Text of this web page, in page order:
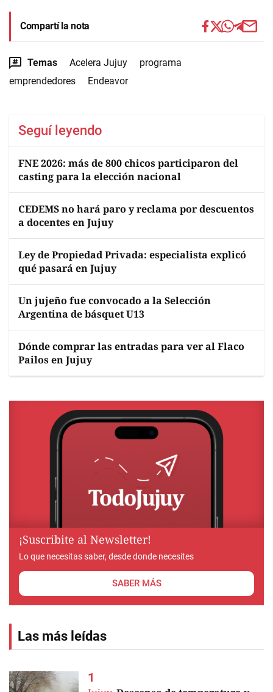
Compartí la nota
Temas Acelera Jujuy
programa
emprendedores
Endeavor
Seguí leyendo
FNE 2026: más de 800 chicos participaron del
casting para la elección nacional
CEDEMS no hará paro y reclama por descuentos
a docentes en Jujuy
Ley de Propiedad Privada: especialista explicó
qué pasará en Jujuy
Un jujeño fue convocado a la Selección
Argentina de básquet U13
Dónde comprar las entradas para ver al Flaco
Pailos en Jujuy
¡Suscribite al Newsletter!
Lo que necesitas saber, desde donde necesites
SABER MÁS
Las más leídas